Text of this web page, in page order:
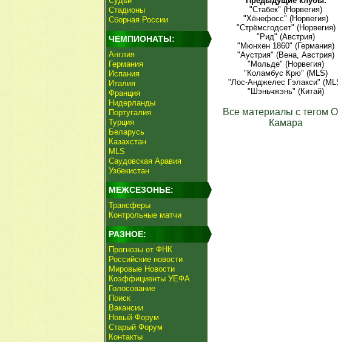
Стадионы
Сборная России
ЧЕМПИОНАТЫ:
Англия
Германия
Испания
Италия
Франция
Нидерланды
Португалия
Турция
Беларусь
Казахстан
MLS
Саудовская Аравия
Узбекистан
МЕЖСЕЗОНЬЕ:
Трансферы
Контрольные матчи
РАЗНОЕ:
Прогнозы от ФНК
Российские новости
Мировые Новости
Коэффициенты УЕФА
Голосование
Поиск
Вакансии
Новый Форум
Старый Форум
Контакты
"Стабек" (Норвегия)
"Хёнефосс" (Норвегия)
"Стрёмсгодсет" (Норвегия)
"Рид" (Австрия)
"Мюнхен 1860" (Германия)
"Аустрия" (Вена, Австрия)
"Мольде" (Норвегия)
"Коламбус Крю" (MLS)
"Лос-Анджелес Гэлакси"
"Шэньчжэнь" (Китай)
Все материалы с тегом
Камара